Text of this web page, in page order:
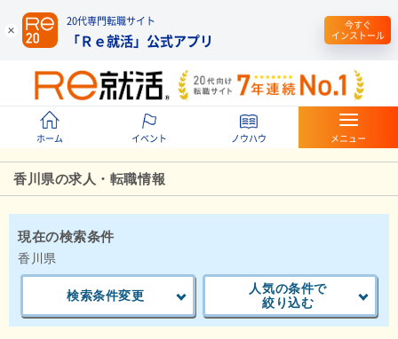
20代専門転職サイト
「Ｒｅ就活」公式アプリ
今すぐ
インストール
ホーム イベント ノウハウ メニュー
香川県の求人・転職情報
現在の検索条件
香川県
検索条件変更
人気の条件で
絞り込む